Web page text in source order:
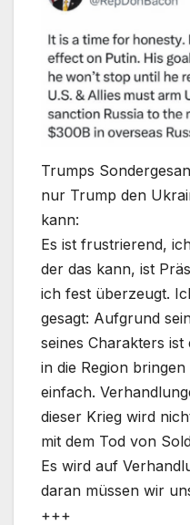
Trumps
nur Trump den
kann:
Es ist frustrierend,
der das kann, ist
ich fest überzeugt.
gesagt: Aufgrund
seines Charakters
in die Region
einfach.
dieser Krieg wird
mit dem Tod von
Es wird auf
daran müssen wir
+++